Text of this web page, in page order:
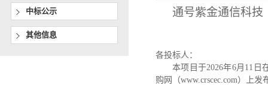
中标公示
其他信息
通号紫金通信科技
各投标人：
本项目于2026年6月11日
购网（www.crscec.com）上